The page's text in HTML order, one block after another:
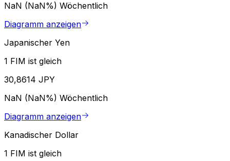
NaN (NaN%) Wöchentlich
Diagramm anzeigen
Japanischer Yen
1 FIM ist gleich
30,8614 JPY
NaN (NaN%) Wöchentlich
Diagramm anzeigen
Kanadischer Dollar
1 FIM ist gleich